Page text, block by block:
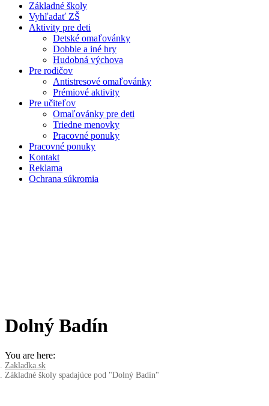
Základné školy
Vyhľadať ZŠ
Aktivity pre deti
Detské omaľovánky
Dobble a iné hry
Hudobná výchova
Pre rodičov
Antistresové omaľovánky
Prémiové aktivity
Pre učiteľov
Omaľovánky pre deti
Triedne menovky
Pracovné ponuky
Pracovné ponuky
Kontakt
Reklama
Ochrana súkromia
Dolný Badín
You are here:
Zakladka.sk
Základné školy spadajúce pod "Dolný Badín"